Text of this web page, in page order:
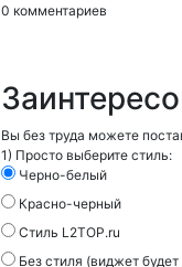
0 комментариев
Вы без труда можете
1) Просто выберите стиль:
Черно-белый
Красно-черный
Стиль L2TOP.ru
Без стиля (виджет